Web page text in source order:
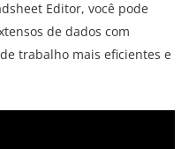
Editor, você pode
de dados com
trabalho mais eficientes e